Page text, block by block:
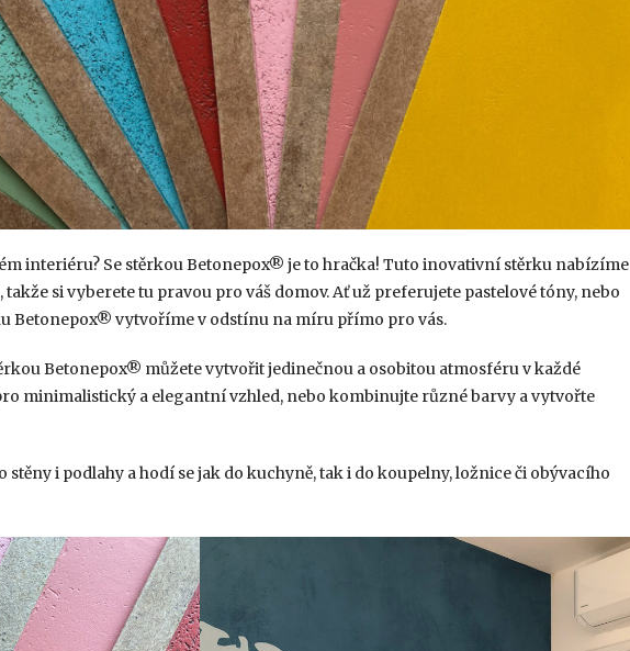
interiéru? Se stěrkou Betonepox® je to hračka! Tuto inovativní stěrku nabízíme
si vyberete tu pravou pro váš domov. Ať už preferujete pastelové tóny, nebo
Betonepox® vytvoříme v odstínu na míru přímo pro vás.
Betonepox® můžete vytvořit jedinečnou a osobitou atmosféru v každé
minimalistický a elegantní vzhled, nebo kombinujte různé barvy a vytvořte
i podlahy a hodí se jak do kuchyně, tak i do koupelny, ložnice či obývacího